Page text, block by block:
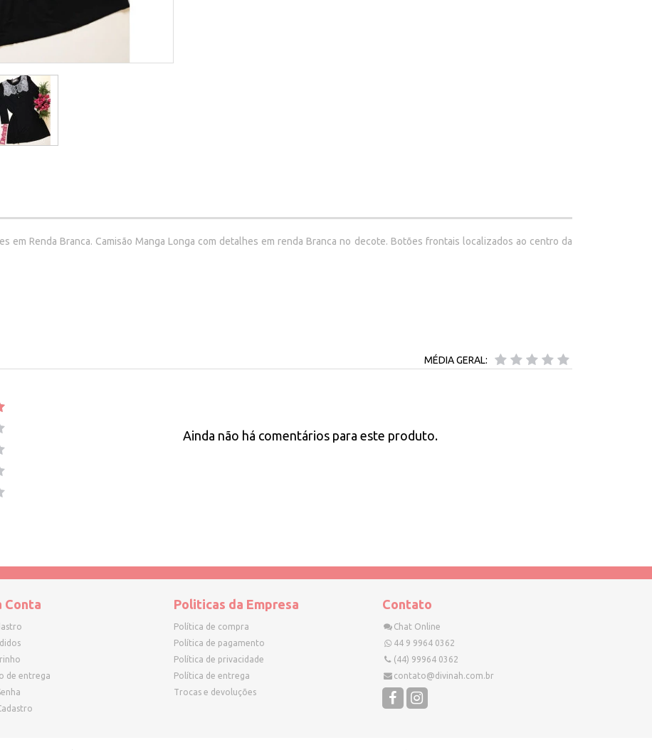
em Renda Branca. Camisão Manga Longa com detalhes em renda Branca no decote. Botões frontais localizados ao centro da
MÉDIA GERAL:
Ainda não há comentários para este produto.
Conta
de entrega
Politicas da Empresa
Política de compra
Política de pagamento
Política de privacidade
Política de entrega
Trocas e devoluções
Contato
Chat Online
44 9 9964 0362
(44) 99964 0362
contato@divinah.com.br